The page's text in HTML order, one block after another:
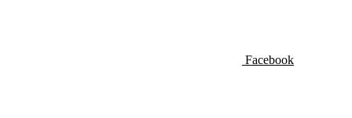
Facebook